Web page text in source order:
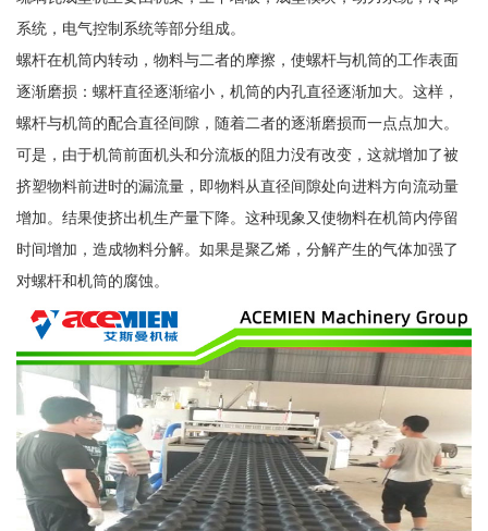
系统，电气控制系统等部分组成。
螺杆在机筒内转动，物料与二者的摩擦，使螺杆与机筒的工作表面
逐渐磨损：螺杆直径逐渐缩小，机筒的内孔直径逐渐加大。这样，
螺杆与机筒的配合直径间隙，随着二者的逐渐磨损而一点点加大。
可是，由于机筒前面机头和分流板的阻力没有改变，这就增加了被
挤塑物料前进时的漏流量，即物料从直径间隙处向进料方向流动量
增加。结果使挤出机生产量下降。这种现象又使物料在机筒内停留
时间增加，造成物料分解。如果是聚乙烯，分解产生的气体加强了
对螺杆和机筒的腐蚀。